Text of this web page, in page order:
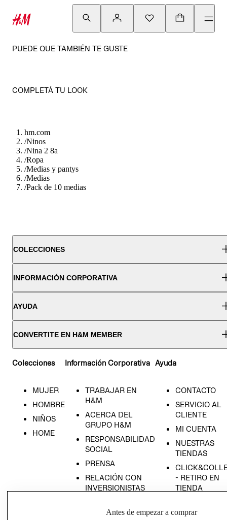
PUEDE QUE TAMBIÉN TE GUSTE
COMPLETÁ TU LOOK
hm.com
/Ninos
/Nina 2 8a
/Ropa
/Medias y pantys
/Medias
/Pack de 10 medias
COLECCIONES
INFORMACIÓN CORPORATIVA
AYUDA
CONVERTITE EN H&M MEMBER
Colecciones
MUJER
HOMBRE
NIÑOS
HOME
Información Corporativa
TRABAJAR EN
H&M
ACERCA DEL
GRUPO H&M
RESPONSABILIDAD
SOCIAL
PRENSA
RELACIÓN CON
INVERSIONISTAS
EMPRESARIAL
Ayuda
CONTACTO
SERVICIO AL
CLIENTE
MI CUENTA
NUESTRAS
TIENDAS
- RETIRO EN
TIENDA
CONDICIONES
Antes de empezar a comprar